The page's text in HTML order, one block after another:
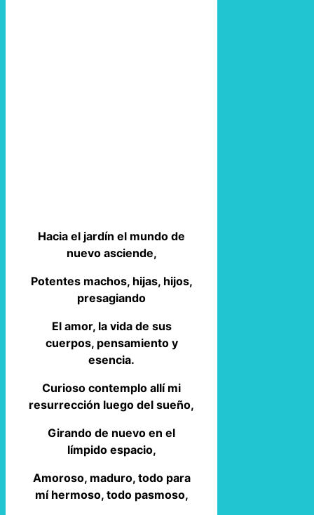
Hacia el jardín el mundo de
nuevo asciende,
Potentes machos, hijas, hijos,
presagiando
El amor, la vida de sus
cuerpos, pensamiento y
esencia.
Curioso contemplo allí mi
resurrección luego del sueño,
Girando de nuevo en el
límpido espacio,
Amoroso, maduro, todo para
mí hermoso, todo pasmoso,